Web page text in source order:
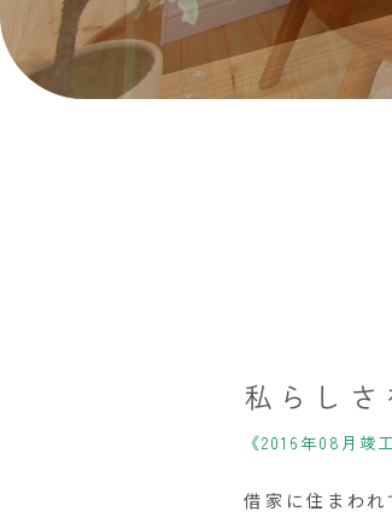
私らし
《2016年08月
借家に住まわれ